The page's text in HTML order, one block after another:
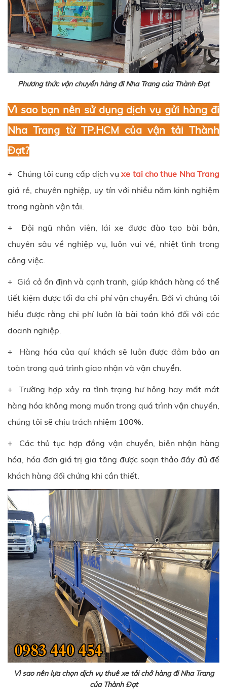
Phương thức vận chuyển hàng đi Nha Trang của Thành Đạt
Vì sao bạn nên sử dụng dịch vụ gửi hàng đi
Nha Trang từ TP.HCM của vận tải Thành
Đạt?
+ Chúng tôi cung cấp dịch vụxe tai cho thue Nha Trang
giá rẻ, chuyên nghiệp, uy tín với nhiều năm kinh nghiệm
trong ngành vận tải.
+ Đội ngũ nhân viên, lái xe được đào tạo bài bản,
chuyên sâu về nghiệp vụ, luôn vui vẻ, nhiệt tình trong
công việc.
+ Giá cả ổn định và cạnh tranh, giúp khách hàng có thể
tiết kiệm được tối đa chi phí vận chuyển. Bởi vì chúng tôi
hiểu được rằng chi phí luôn là bài toán khó đối với các
doanh nghiệp.
+ Hàng hóa của quí khách sẽ luôn được đảm bảo an
toàn trong quá trình giao nhận và vận chuyển.
+ Trường hợp xảy ra tình trạng hư hỏng hay mất mát
hàng hóa không mong muốn trong quá trình vận chuyển,
chúng tôi sẽ chịu trách nhiệm 100%.
+ Các thủ tục hợp đồng vận chuyển, biên nhận hàng
hóa, hóa đơn giá trị gia tăng được soạn thảo đầy đủ để
khách hàng đối chứng khi cần thiết.
Vì sao nên lựa chọn dịch vụ thuê xe tải chở hàng đi Nha Trang
của Thành Đạt